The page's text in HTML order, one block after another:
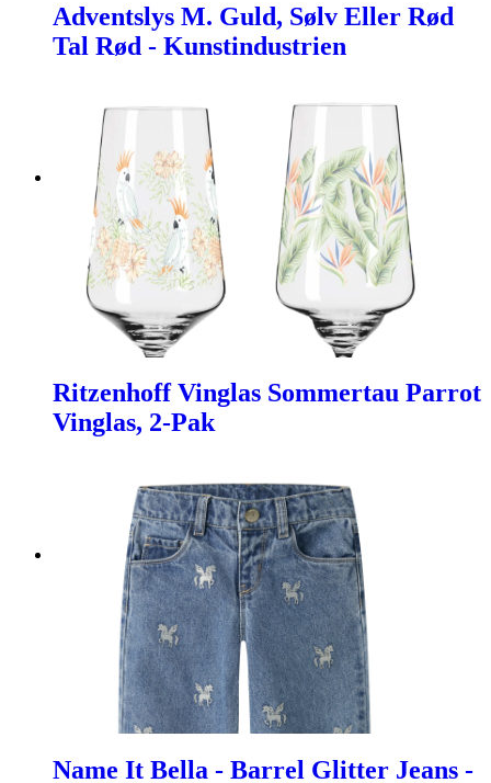
Adventslys M. Guld, Sølv Eller Rød
Tal Rød - Kunstindustrien
Ritzenhoff Vinglas Sommertau Parrot
Vinglas, 2-Pak
Name It Bella - Barrel Glitter Jeans -